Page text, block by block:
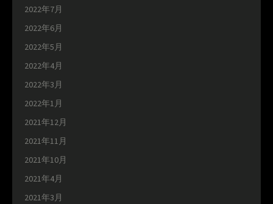
2022年7月
2022年6月
2022年5月
2022年4月
2022年3月
2022年1月
2021年12月
2021年11月
2021年10月
2021年4月
2021年3月